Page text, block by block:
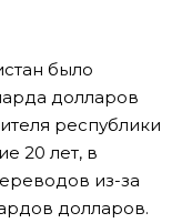
было
долларов
республики
20 лет, в
из-за
долларов.